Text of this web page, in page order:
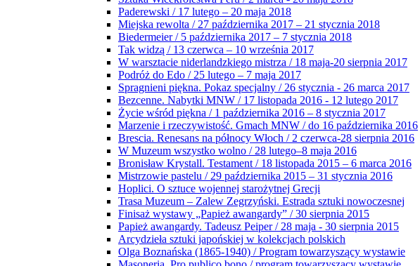
Paderewski / 17 lutego – 20 maja 2018
Miejska rewolta / 27 października 2017 – 21 stycznia 2018
Biedermeier / 5 października 2017 – 7 stycznia 2018
Tak widzą / 13 czerwca – 10 września 2017
W warsztacie niderlandzkiego mistrza / 18 maja-20 sierpnia 2017
Podróż do Edo / 25 lutego – 7 maja 2017
Spragnieni piękna. Pokaz specjalny / 26 stycznia - 26 marca 2017
Bezcenne. Nabytki MNW / 17 listopada 2016 - 12 lutego 2017
Życie wśród piękna / 1 października 2016 – 8 stycznia 2017
Marzenie i rzeczywistość. Gmach MNW / do 16 października 2016
Brescia. Renesans na północy Włoch / 2 czerwca-28 sierpnia 2016
W Muzeum wszystko wolno / 28 lutego–8 maja 2016
Bronisław Krystall. Testament / 18 listopada 2015 – 6 marca 2016
Mistrzowie pastelu / 29 października 2015 – 31 stycznia 2016
Hoplici. O sztuce wojennej starożytnej Grecji
Trasa Muzeum – Zalew Zegrzyński. Estrada sztuki nowoczesnej
Finisaż wystawy „Papież awangardy” / 30 sierpnia 2015
Papież awangardy. Tadeusz Peiper / 28 maja - 30 sierpnia 2015
Arcydzieła sztuki japońskiej w kolekcjach polskich
Olga Boznańska (1865-1940) / Program towarzyszący wystawie